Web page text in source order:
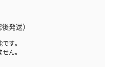
発送）
す。
ん。